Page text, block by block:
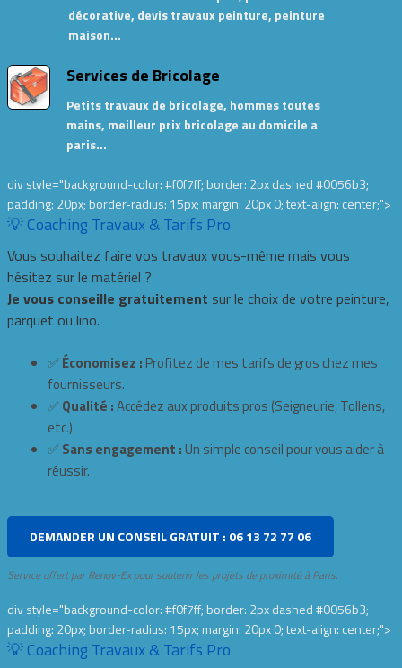
décorative, devis travaux peinture, peinture
maison…
Services de Bricolage
Petits travaux de bricolage, hommes toutes
mains, meilleur prix bricolage au domicile a
paris…
div style="background-color: #f0f7ff; border: 2px dashed #0056b3;
padding: 20px; border-radius: 15px; margin: 20px 0; text-align: center;">
💡 Coaching Travaux & Tarifs Pro
Vous souhaitez faire vos travaux vous-même mais vous
hésitez sur le matériel ?
Je vous conseille gratuitement sur le choix de votre peinture,
parquet ou lino.
✅ Économisez : Profitez de mes tarifs de gros chez mes
fournisseurs.
✅ Qualité :Accédez aux produits pros (Seigneurie, Tollens,
etc.).
✅ Sans engagement : Un simple conseil pour vous aider à
réussir.
DEMANDER UN CONSEIL GRATUIT : 06 13 72 77 06
Service offert par Renov-Ex pour soutenir les projets de proximité à Paris.
div style="background-color: #f0f7ff; border: 2px dashed #0056b3;
padding: 20px; border-radius: 15px; margin: 20px 0; text-align: center;">
💡 Coaching Travaux & Tarifs Pro